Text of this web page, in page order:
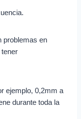
problemas en
ejemplo, 0,2mm a
durante toda la